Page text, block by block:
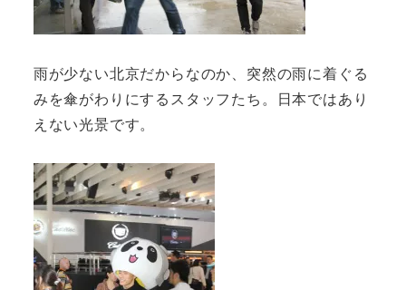
雨が少ない北京だからなのか、突然の雨に着ぐる
みを傘がわりにするスタッフたち。日本ではあり
えない光景です。